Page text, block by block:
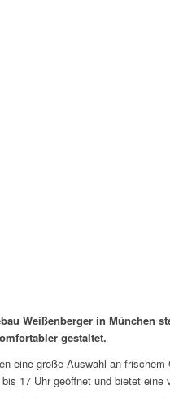
Weißenberger in
gestaltet.
eine große Auswahl an
17 Uhr geöffnet und bietet